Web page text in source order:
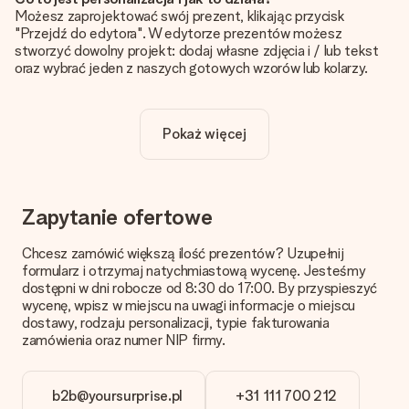
Możesz zaprojektować swój prezent, klikając przycisk
"Przejdź do edytora". W edytorze prezentów możesz
stworzyć dowolny projekt: dodaj własne zdjęcia i / lub tekst
oraz wybrać jeden z naszych gotowych wzorów lub kolarzy.
Cena podana na stronie internetowej obejmuje personalizację
Twojego prezentu - ilość zdjęć lub tekstów nie wpływa na
jakość?
Chcemy mieć pewność, że będziesz w pełni zadowolony ze
wysokiej jakości. Jeśli nie masz pewności co do jakości zdjęcia,
skontaktuj się z naszym działem obsługi klienta i dołącz
zdjęcie wraz z prezentem, który chcesz zamówić. Będą oni
mogli sprawdzić dla Ciebie jakość zdjęcia!
Format zdjęć?
zdjęcie lub grafikę w innym formacie i nie możesz sam go
zmienić skontaktuj się z nami, z chęcią pomożemy!
Pokaż więcej
Zapytanie ofertowe
Chcesz zamówić większą ilość prezentów? Uzupełnij
formularz i otrzymaj natychmiastową wycenę. Jesteśmy
dostępni w dni robocze od 8:30 do 17:00. By przyspieszyć
wycenę, wpisz w miejscu na uwagi informacje o miejscu
dostawy, rodzaju personalizacji, typie fakturowania
zamówienia oraz numer NIP firmy.
b2b@yoursurprise.pl +31 111 700 212